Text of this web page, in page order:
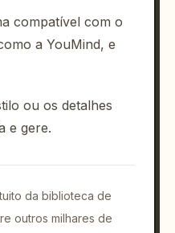
compatível com o
a YouMind, e
ou os detalhes
e gere.
da biblioteca de
outros milhares de